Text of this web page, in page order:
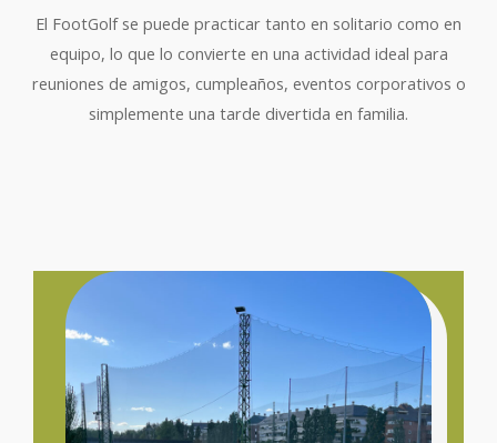
El FootGolf se puede practicar tanto en solitario como en
equipo, lo que lo convierte en una actividad ideal para
reuniones de amigos, cumpleaños, eventos corporativos o
simplemente una tarde divertida en familia.